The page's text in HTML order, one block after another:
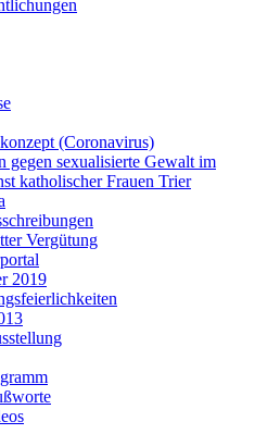
(Coronavirus)
gegen sexualisierte Gewalt im
katholischer Frauen Trier
Vergütung
2019